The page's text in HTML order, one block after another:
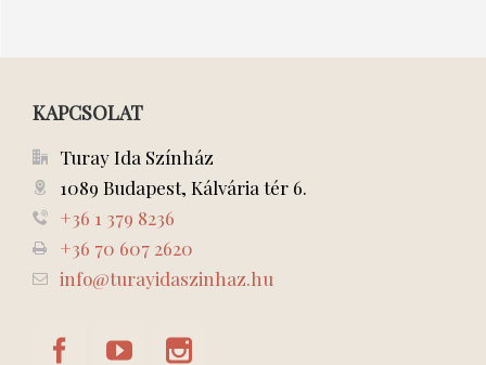
KAPCSOLAT
Turay Ida Színház
1089 Budapest, Kálvária tér 6.
+36 1 379 8236
+36 70 607 2620
info@turayidaszinhaz.hu